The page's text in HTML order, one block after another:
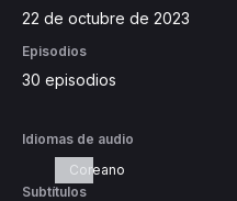
22 de octubre de 2023
Episodios
30 episodios
Idiomas de audio
Coreano
Subtítulos